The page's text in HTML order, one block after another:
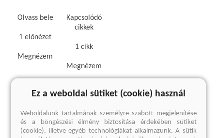
Olvass bele
1 előnézet
Megnézem
Kapcsolódó
cikkek
1 cikk
Megnézem
Kedvcsináló
Ez a weboldal sütiket (cookie) használ
Weboldalunk tartalmának személyre szabott megjelenítése
és a böngészési élmény biztosítása érdekében sütiket
(cookie), illetve egyéb technológiákat alkalmazunk. A sütik